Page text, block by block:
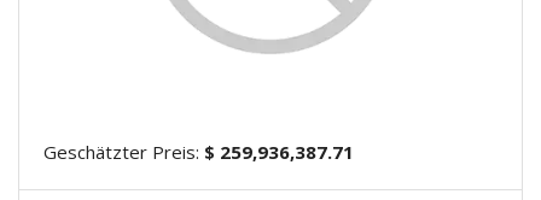
Geschätzter Preis: $ 259,936,387.71